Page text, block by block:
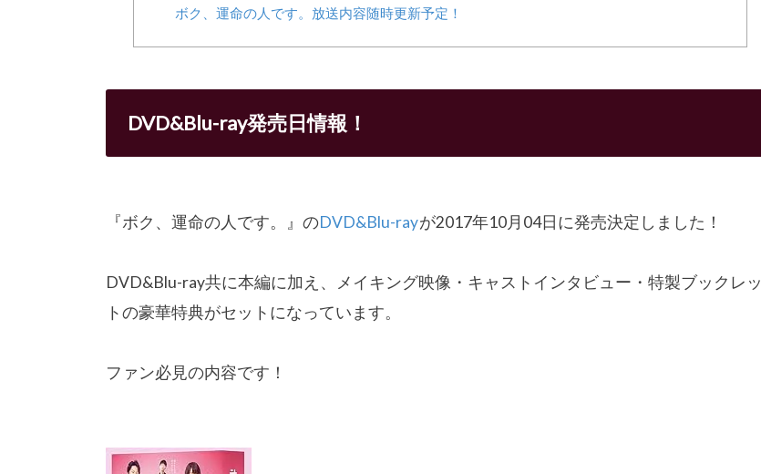
ボク、運命の人です。放送内容随時更新予定！
DVD&Blu-ray発売日情報！
『ボク、運命の人です。』のDVD&Blu-rayが2017年10月04日に発売決定しました！
DVD&Blu-ray共に本編に加え、メイキング映像・キャストインタビュー・ 特製ブックレッ
トの豪華特典がセットになっています。
ファン必見の内容です！